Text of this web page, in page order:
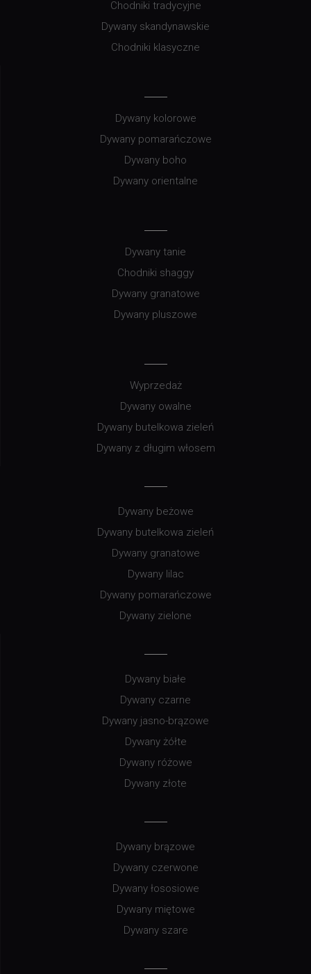
Chodniki tradycyjne
Dywany skandynawskie
Chodniki klasyczne
Dywany kolorowe
Dywany pomarańczowe
Dywany boho
Dywany orientalne
Dywany tanie
Chodniki shaggy
Dywany granatowe
Dywany pluszowe
Wyprzedaż
Dywany owalne
Dywany butelkowa zieleń
Dywany z długim włosem
Dywany beżowe
Dywany butelkowa zieleń
Dywany granatowe
Dywany lilac
Dywany pomarańczowe
Dywany zielone
Dywany białe
Dywany czarne
Dywany jasno-brązowe
Dywany żółte
Dywany różowe
Dywany złote
Dywany brązowe
Dywany czerwone
Dywany łososiowe
Dywany miętowe
Dywany szare